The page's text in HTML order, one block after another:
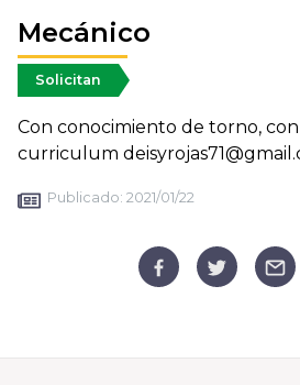
Mecánico
Solicitan
Con conocimiento de torno,
curriculum
Publicado: 2021/01/22